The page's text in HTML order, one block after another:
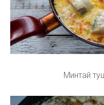
Минтай